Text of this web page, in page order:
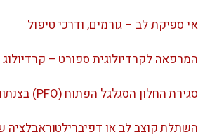
אי ספיקת לב – גורמים, ודרכי טיפול
המרפאה לקרדיולוגית ספורט –
סגירת החלון הסגלגל הפתוח (PFO) בצנתור
השתלת קוצב לב או דפיברילטוראבלציה